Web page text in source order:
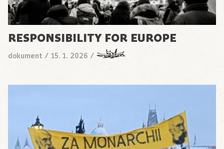
RESPONSIBILITY FOR EUROPE
dokument / 15. 1. 2026 /